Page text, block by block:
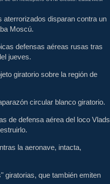
aterrorizados disparan contra un
Moscú.
defensas aéreas rusas tras
jueves.
giratorio sobre la región de
circular blanco giratorio.
de defensa aérea del loco Vlads
la aeronave, intacta,
giratorias, que también emiten